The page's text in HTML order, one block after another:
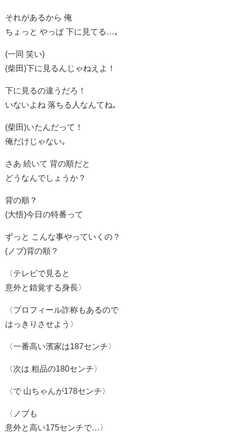
それがあるから 俺
ちょっと やっぱ 下に見てる…｡
(一同 笑い)
(柴田)下に見るんじゃねえよ！
下に見るの違うだろ！
いないよね 落ちる人なんてね｡
(柴田)いたんだって！
俺だけじゃない｡
さあ 続いて 背の順だと
どうなんでしょうか？
背の順？
(大悟)今日の特番って
ずっと こんな事やっていくの？
(ノブ)背の順？
〈テレビで見ると
意外と錯覚する身長〉
〈プロフィール詐称もあるので
はっきりさせよう〉
〈一番高い濱家は187センチ〉
〈次は 粗品の180センチ〉
〈で 山ちゃんが178センチ〉
〈ノブも
意外と高い175センチで…〉